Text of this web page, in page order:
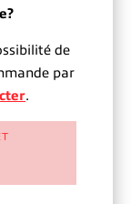
de
par
.